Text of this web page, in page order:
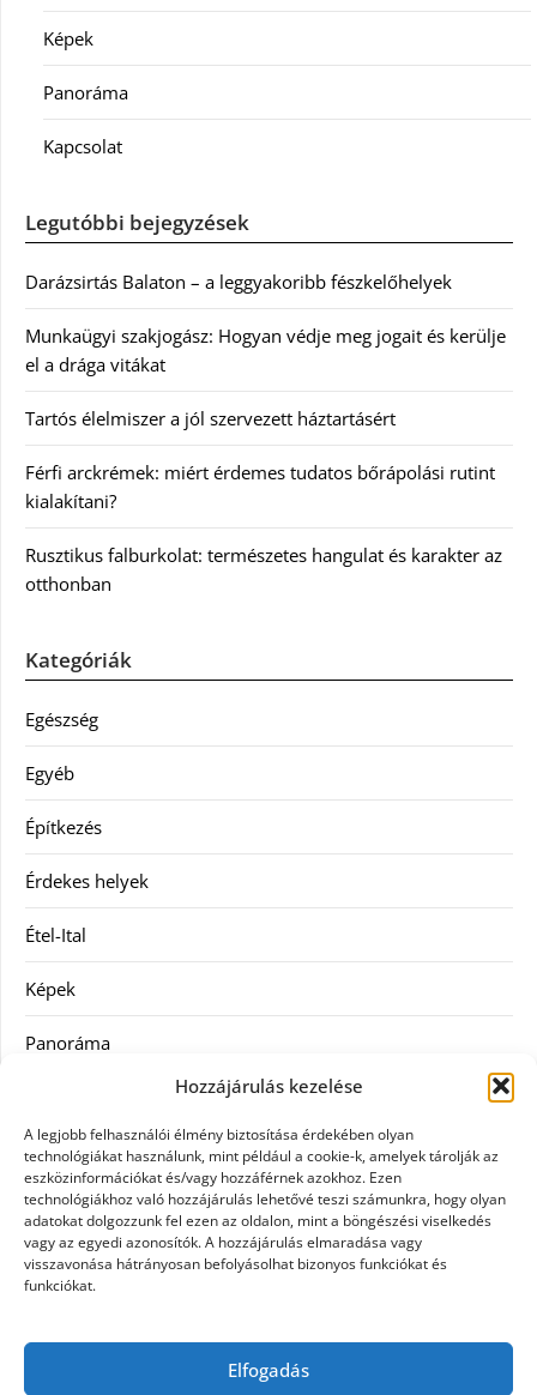
Hozzájárulás kezelése
A legjobb felhasználói élmény biztosítása érdekében olyan
technológiákat használunk, mint például a cookie-k, amelyek tárolják az
eszközinformációkat és/vagy hozzáférnek azokhoz. Ezen
technológiákhoz való hozzájárulás lehetővé teszi számunkra, hogy olyan
adatokat dolgozzunk fel ezen az oldalon, mint a böngészési viselkedés
vagy az egyedi azonosítók. A hozzájárulás elmaradása vagy
visszavonása hátrányosan befolyásolhat bizonyos funkciókat és
funkciókat.
Elfogadás
Képek
Panoráma
Kapcsolat
Legutóbbi bejegyzések
Darázsirtás Balaton – a leggyakoribb fészkelőhelyek
Munkaügyi szakjogász: Hogyan védje meg jogait és kerülje
el a drága vitákat
Tartós élelmiszer a jól szervezett háztartásért
Férfi arckrémek: miért érdemes tudatos bőrápolási rutint
kialakítani?
Rusztikus falburkolat: természetes hangulat és karakter az
otthonban
Kategóriák
Egészség
Egyéb
Építkezés
Érdekes helyek
Étel-Ital
Képek
Panoráma
Szolgáltatás
Vásárlás
Webáruházak